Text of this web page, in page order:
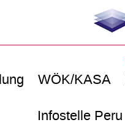
WÖK/KASA
Infostelle Peru